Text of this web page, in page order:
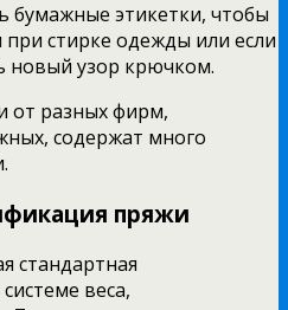
бумажные этикетки, чтобы
стирке одежды или если
новый узор крючком.
от разных фирм,
содержат много
пряжи
стандартная
веса,